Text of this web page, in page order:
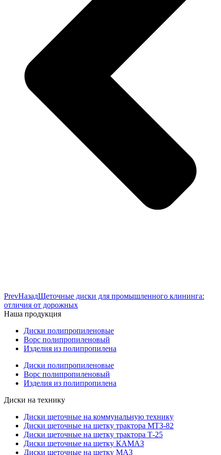
PrevНазадЩеточные диски для промышленного клининга:
отличия от дорожных
Наша продукция
Диски полипропиленовые
Ворс полипропиленовый
Изделия из полипропилена
Диски полипропиленовые
Ворс полипропиленовый
Изделия из полипропилена
Диски на технику
Диски щеточные на коммунальную технику
Диски щеточные на щетку трактора МТЗ-82
Диски щеточные на щетку трактора Т-25
Диски щеточные на щетку КАМАЗ
Диски щеточные на щетку МАЗ